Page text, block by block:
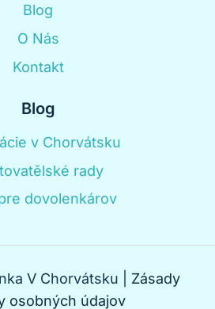
Blog
O Nás
Kontakt
Blog
v Chorvátsku
rady
dovolenkárov
V Chorvátsku | Zásady
osobných údajov